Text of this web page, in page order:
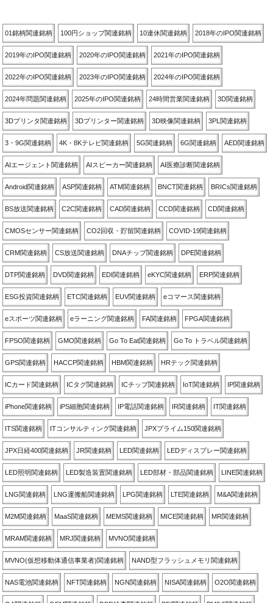
01銘柄関連銘柄 100円ショップ関連銘柄 10連休関連銘柄 2018年のIPO関連銘柄
2019年のIPO関連銘柄 2020年のIPO関連銘柄 2021年のIPO関連銘柄
2022年のIPO関連銘柄 2023年のIPO関連銘柄 2024年のIPO関連銘柄
2024年問題関連銘柄 2025年のIPO関連銘柄 24時間営業関連銘柄 3D関連銘柄
3Dプリンタ関連銘柄 3Dプリンター関連銘柄 3D映像関連銘柄 3PL関連銘柄
3・9G関連銘柄 4K・8Kテレビ関連銘柄 5G関連銘柄 6G関連銘柄 AED関連銘柄
AIエージェント関連銘柄 AIスピーカー関連銘柄 AI医療診断関連銘柄
Android関連銘柄 ASP関連銘柄 ATM関連銘柄 BNCT関連銘柄 BRICs関連銘柄
BS放送関連銘柄 C2C関連銘柄 CAD関連銘柄 CCD関連銘柄 CD関連銘柄
CMOSセンサー関連銘柄 CO2回収・貯留関連銘柄 COVID-19関連銘柄
CRM関連銘柄 CS放送関連銘柄 DNAチップ関連銘柄 DPE関連銘柄
DTP関連銘柄 DVD関連銘柄 EDI関連銘柄 eKYC関連銘柄 ERP関連銘柄
ESG投資関連銘柄 ETC関連銘柄 EUV関連銘柄 eコマース関連銘柄
eスポーツ関連銘柄 eラーニング関連銘柄 FA関連銘柄 FPGA関連銘柄
FPSO関連銘柄 GMO関連銘柄 Go To Eat関連銘柄 Go To トラベル関連銘柄
GPS関連銘柄 HACCP関連銘柄 HBM関連銘柄 HRテック関連銘柄
ICカード関連銘柄 ICタグ関連銘柄 ICチップ関連銘柄 IoT関連銘柄 IP関連銘柄
iPhone関連銘柄 iPS細胞関連銘柄 IP電話関連銘柄 IR関連銘柄 IT関連銘柄
ITS関連銘柄 ITコンサルティング関連銘柄 JPXプライム150関連銘柄
JPX日経400関連銘柄 JR関連銘柄 LED関連銘柄 LEDディスプレー関連銘柄
LED照明関連銘柄 LED製造装置関連銘柄 LED部材・部品関連銘柄 LINE関連銘柄
LNG関連銘柄 LNG運搬船関連銘柄 LPG関連銘柄 LTE関連銘柄 M&A関連銘柄
M2M関連銘柄 MaaS関連銘柄 MEMS関連銘柄 MICE関連銘柄 MR関連銘柄
MRAM関連銘柄 MRJ関連銘柄 MVNO関連銘柄
MVNO(仮想移動体通信事業者)関連銘柄 NAND型フラッシュメモリ関連銘柄
NAS電池関連銘柄 NFT関連銘柄 NGN関連銘柄 NISA関連銘柄 O2O関連銘柄